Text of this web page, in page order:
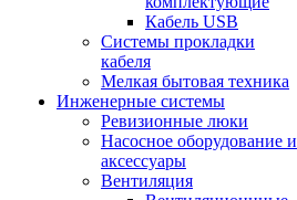
Кабель USB
Системы прокладки
кабеля
Мелкая бытовая техника
Инженерные системы
Ревизионные люки
Насосное оборудование и
аксессуары
Вентиляция